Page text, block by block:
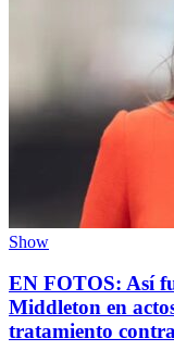
Show
EN FOTOS: Así
Middleton en
tratamiento